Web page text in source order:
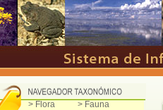
> Flora
> Fauna